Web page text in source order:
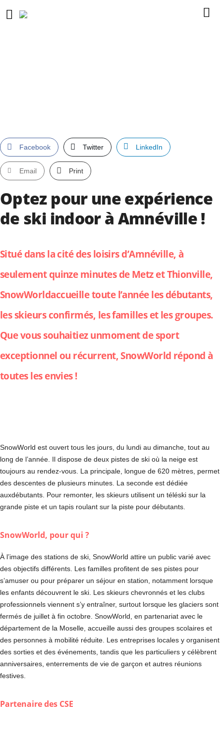
Facebook Twitter LinkedIn
Email Print
Optez pour une expérience
de ski indoor à Amnéville !
Situé dans la cité des loisirs d’Amnéville, à
seulement quinze minutes de Metz et Thionville,
SnowWorldaccueille toute l’année les débutants,
les skieurs confirmés, les familles et les groupes.
Que vous souhaitiez unmoment de sport
exceptionnel ou récurrent, SnowWorld répond à
toutes les envies !
SnowWorld est ouvert tous les jours, du lundi au dimanche, tout au
long de l’année. Il dispose de deux pistes de ski où la neige est
toujours au rendez-vous. La principale, longue de 620 mètres, permet
des descentes de plusieurs minutes. La seconde est dédiée
auxdébutants. Pour remonter, les skieurs utilisent un téléski sur la
grande piste et un tapis roulant sur la piste pour débutants.
SnowWorld, pour qui ?
À l’image des stations de ski, SnowWorld attire un public varié avec
des objectifs différents. Les familles profitent de ses pistes pour
s’amuser ou pour préparer un séjour en station, notamment lorsque
les enfants découvrent le ski. Les skieurs chevronnés et les clubs
professionnels viennent s’y entraîner, surtout lorsque les glaciers sont
fermés de juillet à fin octobre. SnowWorld, en partenariat avec le
département de la Moselle, accueille aussi des groupes scolaires et
des personnes à mobilité réduite. Les entreprises locales y organisent
des sorties et des événements, tandis que les particuliers y célèbrent
anniversaires, enterrements de vie de garçon et autres réunions
festives.
Partenaire des CSE